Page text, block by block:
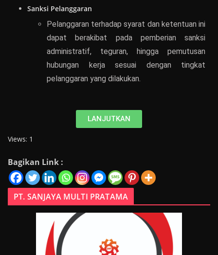
Sanksi Pelanggaran
Pelanggaran terhadap syarat dan ketentuan ini
dapat berakibat pada pemberian sanksi
administratif, teguran, hingga pemutusan
hubungan kerja sesuai dengan tingkat
pelanggaran yang dilakukan.
LANJUTKAN
Views: 1
Bagikan Link :
PT. SANJAYA MULTI PRATAMA